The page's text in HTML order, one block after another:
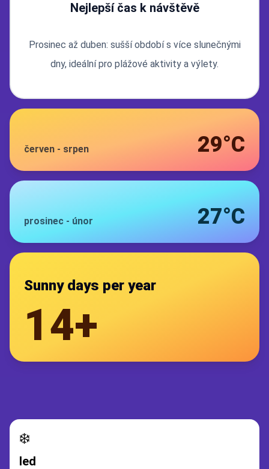
Nejlepší čas k návštěvě
Prosinec až duben: sušší období s více slunečnými
dny, ideální pro plážové aktivity a výlety.
červen - srpen 29°C
prosinec - únor 27°C
Sunny days per year
14+
❄️
led